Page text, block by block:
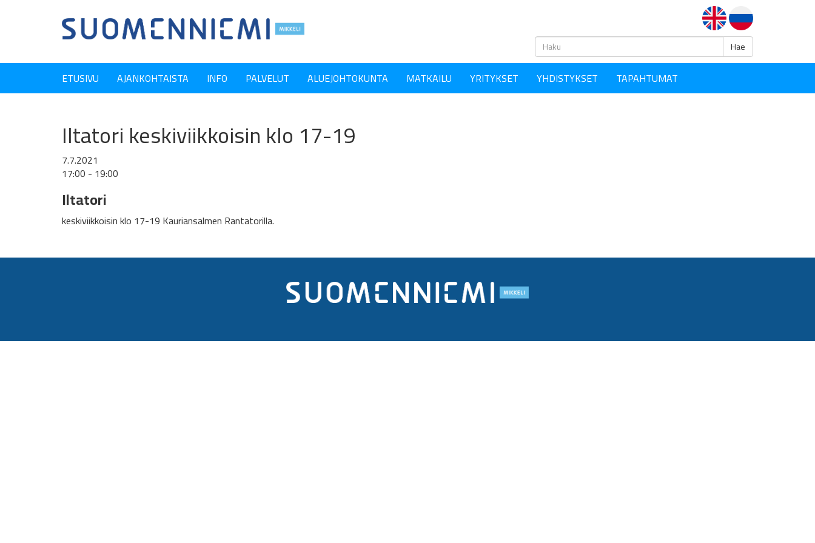
Haku
Hae
ETUSIVU AJANKOHTAISTA INFO PALVELUT ALUEJOHTOKUNTA MATKAILU YRITYKSET YHDISTYKSET TAPAHTUMAT
Iltatori keskiviikkoisin klo 17-19
7.7.2021
17:00 - 19:00
Iltatori
keskiviikkoisin klo 17-19 Kauriansalmen Rantatorilla.